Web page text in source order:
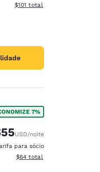
Exibir detalhes do total
$101 total
7%
anterior “tachada”:
com desconto:
USD/noite
para sócio
Exibir detalhes do total
$64 total